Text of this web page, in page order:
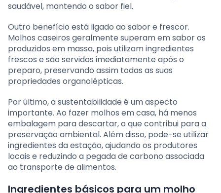
saudável, mantendo o sabor fiel.
Outro benefício está ligado ao sabor e frescor.
Molhos caseiros geralmente superam em sabor os
produzidos em massa, pois utilizam ingredientes
frescos e são servidos imediatamente após o
preparo, preservando assim todas as suas
propriedades organolépticas.
Por último, a sustentabilidade é um aspecto
importante. Ao fazer molhos em casa, há menos
embalagem para descartar, o que contribui para a
preservação ambiental. Além disso, pode-se utilizar
ingredientes da estação, ajudando os produtores
locais e reduzindo a pegada de carbono associada
ao transporte de alimentos.
Ingredientes básicos para um molho